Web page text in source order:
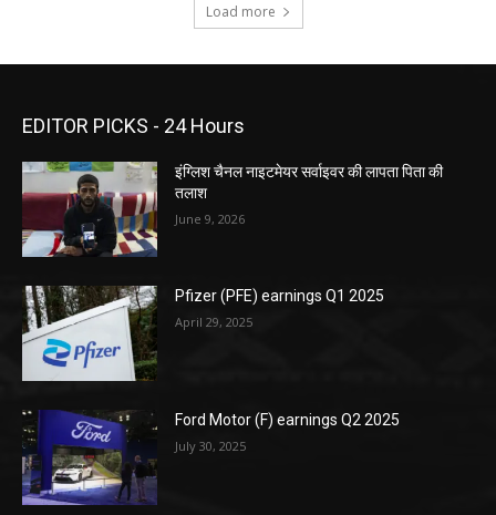
Load more
EDITOR PICKS - 24 Hours
इंग्लिश चैनल नाइटमेयर सर्वाइवर की लापता पिता की
तलाश
June 9, 2026
Pfizer (PFE) earnings Q1 2025
April 29, 2025
Ford Motor (F) earnings Q2 2025
July 30, 2025